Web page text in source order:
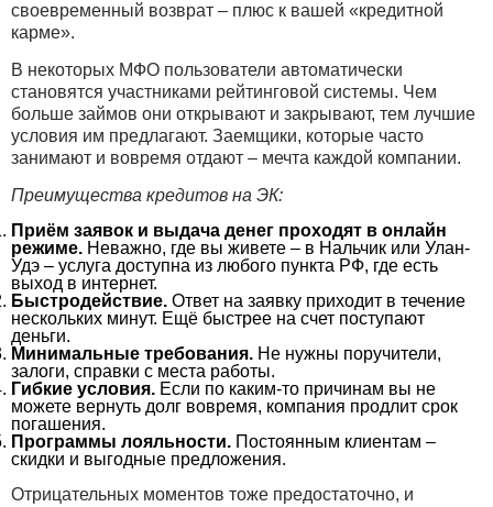
своевременный возврат – плюс к вашей «кредитной
карме».
В некоторых МФО пользователи автоматически
становятся участниками рейтинговой системы. Чем
больше займов они открывают и закрывают, тем лучшие
условия им предлагают. Заемщики, которые часто
занимают и вовремя отдают – мечта каждой компании.
Преимущества кредитов на ЭК:
Приём заявок и выдача денег проходят в онлайн
режиме. Неважно, где вы живете – в Нальчик или Улан-
Удэ – услуга доступна из любого пункта РФ, где есть
выход в интернет.
Быстродействие. Ответ на заявку приходит в течение
нескольких минут. Ещё быстрее на счет поступают
деньги.
Минимальные требования. Не нужны поручители,
залоги, справки с места работы.
Гибкие условия. Если по каким-то причинам вы не
можете вернуть долг вовремя, компания продлит срок
погашения.
Программы лояльности. Постоянным клиентам –
скидки и выгодные предложения.
Отрицательных моментов тоже предостаточно, и